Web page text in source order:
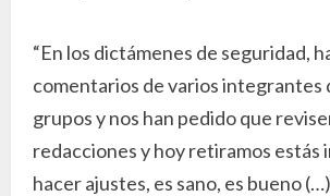
“En los dictámenes de seguridad,
comentarios de varios integrantes
grupos y nos han pedido que
redacciones y hoy retiramos estás
hacer ajustes, es sano, es bueno